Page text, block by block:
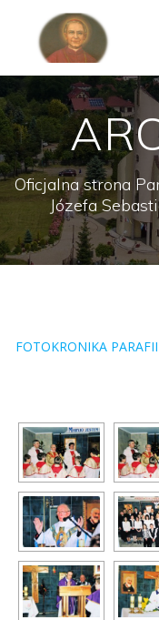
Oficjalna strona
Józefa
FOTOKRONIKA PARAFII